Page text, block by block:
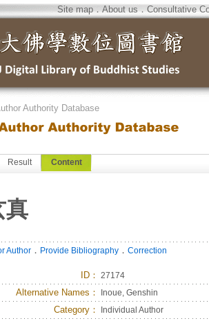
Site map．About us．Consultative
Authority Database
Result Content
真
Author ． Provide Bibliography ． Correction
ID ： 27174
Alternative Names： Inoue, Genshin
Category： Individual Author